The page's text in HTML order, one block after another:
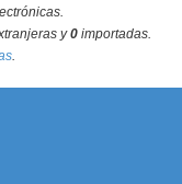
y0 importadas.
.